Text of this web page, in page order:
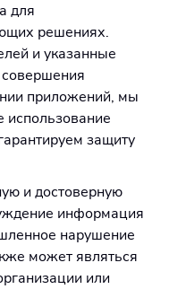
для
решениях.
и указанные
приложений, мы
использование
защиту
и достоверную
информация
нарушение
может являться
или